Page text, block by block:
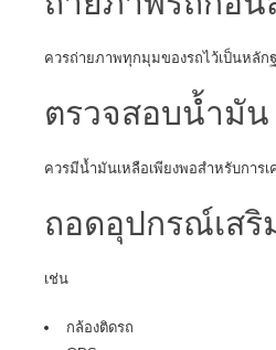
ควรถ่ายภาพทุกมุมของรถไว้เป็นหลัก
ตรวจสอบน้ำมัน
ควรมีน้ำมันเหลือเพียงพอสำหรับการ
ถอดอุปกรณ์เส
เช่น
กล้องติดรถ